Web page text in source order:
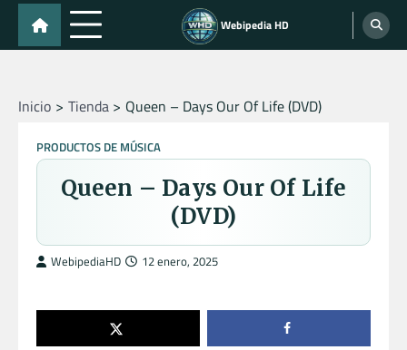
Skip
content
Webipedia HD
Inicio Tienda Queen – Days Our Of Life (DVD)
PRODUCTOS DE MÚSICA
Queen – Days Our Of Life
(DVD)
WebipediaHD 12 enero, 2025